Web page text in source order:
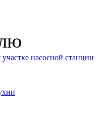
насосной станции